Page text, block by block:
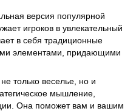
версия популярной
игроков в увлекательный
в себя традиционные
элементами, придающими
только веселье, но и
мышление,
Она поможет вам и вашим